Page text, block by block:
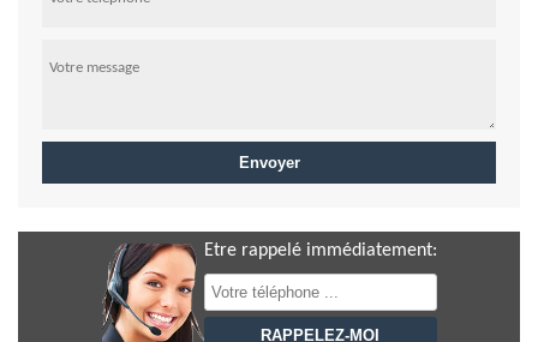
Etre rappelé immédiatement: